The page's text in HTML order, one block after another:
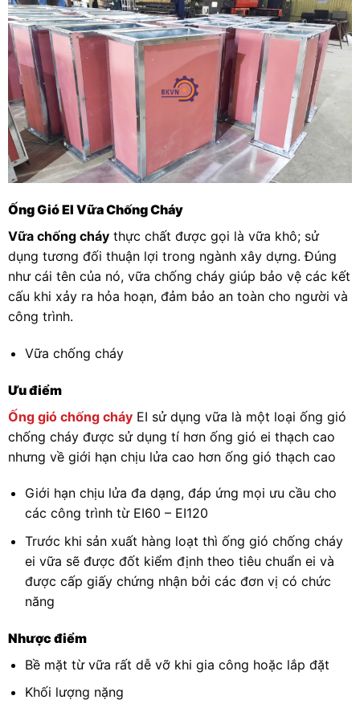
Ống Gió EI Vữa Chống Cháy
Vữa chống cháythực chất được gọi là vữa khô; sử
dụng tương đối thuận lợi trong ngành xây dựng. Đúng
như cái tên của nó, vữa chống cháy giúp bảo vệ các kết
cấu khi xảy ra hỏa hoạn, đảm bảo an toàn cho người và
công trình.
Vữa chống cháy
Ưu điểm
Ống gió chống cháyEI sử dụng vữa là một loại ống gió
chống cháy được sử dụng tí hơn ống gió ei thạch cao
nhưng về giới hạn chịu lửa cao hơn ống gió thạch cao
Giới hạn chịu lửa đa dạng, đáp ứng mọi ưu cầu cho
các công trình từ EI60 – EI120
Trước khi sản xuất hàng loạt thì ống gió chống cháy
ei vữa sẽ được đốt kiểm định theo tiêu chuẩn ei và
được cấp giấy chứng nhận bởi các đơn vị có chức
năng
Nhược điểm
Bề mặt từ vữa rất dễ vỡ khi gia công hoặc lắp đặt
Khối lượng nặng